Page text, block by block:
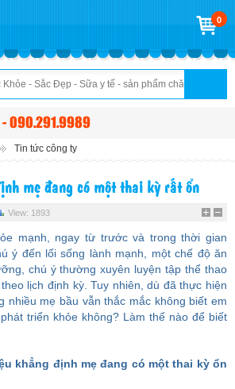
0
090.291.9989
Tin tức công ty
mẹ đang có một thai kỳ rất ổn
View: 1893
mạnh, ngay từ trước và trong thời gian
ý đến lối sống lành mạnh, một chế độ ăn
chú ý thường xuyên luyện tập thể thao
lịch định kỳ. Tuy nhiên, dù đã thực hiện
nhiều mẹ bầu vẫn thắc mắc không biết em
triển khỏe không? Làm thế nào để biết
khẳng định mẹ đang có một thai kỳ ổn